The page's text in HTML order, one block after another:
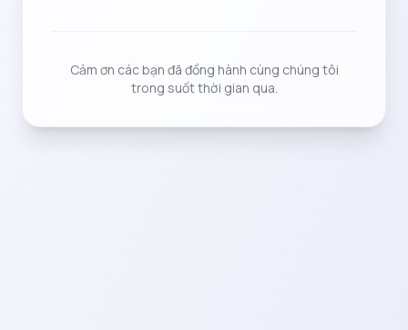
Cảm ơn các bạn đã đồng hành cùng chúng tôi
trong suốt thời gian qua.